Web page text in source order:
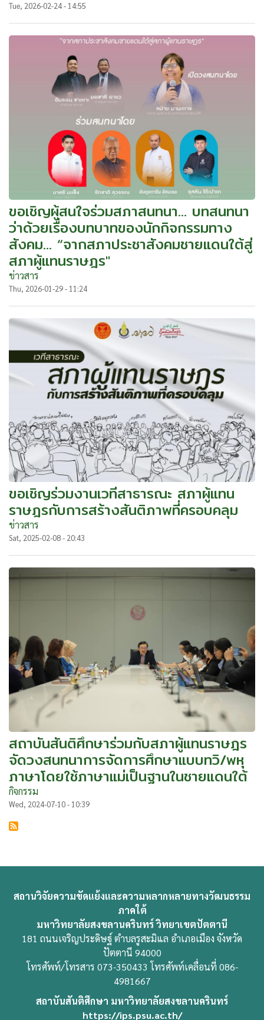
Tue, 2026-02-24 - 14:55
ขอเชิญผู้สนใจร่วมสภาสนทนา... บทสนทนา
ว่าด้วยเรื่องบทบาทของนักกิจกรรมทาง
สังคม... “จากสภาประชาสังคมชายแดนใต้สู่
สภาผู้แทนราษฎร"
ข่าวสาร
Thu, 2026-01-29 - 11:24
ขอเชิญร่วมงานเวทีสาธารณะ สภาผู้แทน
ราษฎรกับการสร้างสันติภาพที่ครอบคลุม
ข่าวสาร
Sat, 2025-02-08 - 20:43
สถาบันสันติศึกษาร่วมกับสภาผู้แทนราษฎร
จัดวงสนทนาการจัดการศึกษาแบบทวิ/พหุ
ภาษาโดยใช้ภาษาแม่เป็นฐานในชายแดนใต้
กิจกรรม
Wed, 2024-07-10 - 10:39
สถานวิจัยความขัดแย้งและความหลากหลายทางวัฒนธรรม
ภาคใต้
มหาวิทยาลัยสงขลานครินทร์ วิทยาเขตปัตตานี
181 ถนนเจริญประดิษฐ์ ตำบลรูสะมิแล อำเภอเมือง จังหวัด
ปัตตานี 94000
โทรศัพท์/โทรสาร 073-350433 โทรศัพท์เคลื่อนที่ 086-
4981667
สถาบันสันติศึกษา มหาวิทยาลัยสงขลานครินทร์
https://ips.psu.ac.th/